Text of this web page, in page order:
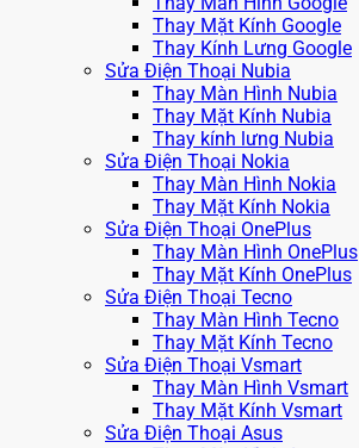
Thay Mặt Kính Google
Thay Kính Lưng Google
Sửa Điện Thoại Nubia
Thay Màn Hình Nubia
Thay Mặt Kính Nubia
Thay kính lưng Nubia
Sửa Điện Thoại Nokia
Thay Màn Hình Nokia
Thay Mặt Kính Nokia
Sửa Điện Thoại OnePlus
Thay Màn Hình OnePlus
Thay Mặt Kính OnePlus
Sửa Điện Thoại Tecno
Thay Màn Hình Tecno
Thay Mặt Kính Tecno
Sửa Điện Thoại Vsmart
Thay Màn Hình Vsmart
Thay Mặt Kính Vsmart
Sửa Điện Thoại Asus